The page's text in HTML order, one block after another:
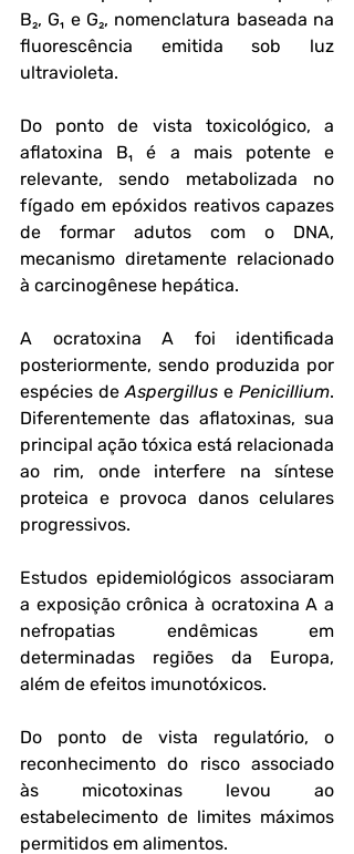
B₂, G₁ e G₂, nomenclatura baseada na
fluorescência emitida sob luz
ultravioleta.
Do ponto de vista toxicológico, a
aflatoxina B₁ é a mais potente e
relevante, sendo metabolizada no
fígado em epóxidos reativos capazes
de formar adutos com o DNA,
mecanismo diretamente relacionado
à carcinogênese hepática.
A ocratoxina A foi identificada
posteriormente, sendo produzida por
espécies de Aspergillus e Penicillium.
Diferentemente das aflatoxinas, sua
principal ação tóxica está relacionada
ao rim, onde interfere na síntese
proteica e provoca danos celulares
progressivos.
Estudos epidemiológicos associaram
a exposição crônica à ocratoxina A a
nefropatias endêmicas em
determinadas regiões da Europa,
além de efeitos imunotóxicos.
Do ponto de vista regulatório, o
reconhecimento do risco associado
às micotoxinas levou ao
estabelecimento de limites máximos
permitidos em alimentos.